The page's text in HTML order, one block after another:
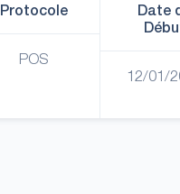
Protocole
POS
Date
12/01/